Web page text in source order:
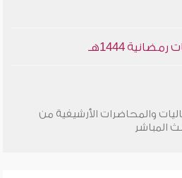
1444هـ
والمحاضرات الأرشيفية من
المباشر